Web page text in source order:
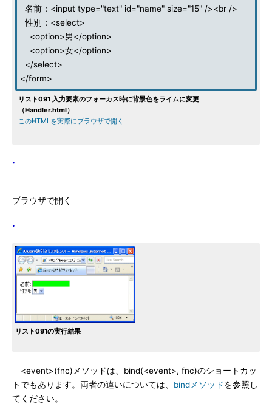
名前：<input type="text" id="name" size="15" /><br />
性別：<select>
<option>男</option>
<option>女</option>
</select>
</form>
リスト091 入力要素のフォーカス時に背景色をライムに変更
（Handler.html）
このHTMLを実際にブラウザで開く
ブラウザで開く
リスト091の実行結果
<event>(fnc)メソッドは、bind(<event>, fnc)のショートカッ
トでもあります。両者の違いについては、 bindメソッドを参照し
てください。